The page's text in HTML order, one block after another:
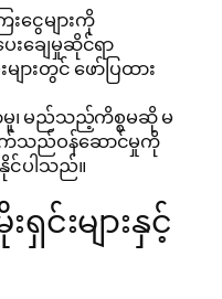
ငွေများကို
းချေမှုဆိုင်ရာ
ျားတွင် ဖော်ပြထား
၊ မည်သည့်ကိစ္စမဆို မ
က်သည်ဝန်ဆောင်မှုကို
င်ပါသည်။
ရှင်းများနှင့်